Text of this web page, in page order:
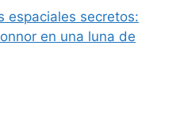
espaciales secretos:
en una luna de